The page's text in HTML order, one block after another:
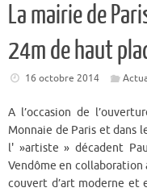
La mairie de
24m de haut
16 octobre 2014
A l’occasion de
Monnaie de Paris et dans
l' »artiste » décadent
Vendôme en collaboration
couvert d’art moderne et